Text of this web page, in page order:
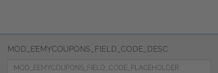
MOD_EEMYCOUPONS_FIELD_CODE_DESC